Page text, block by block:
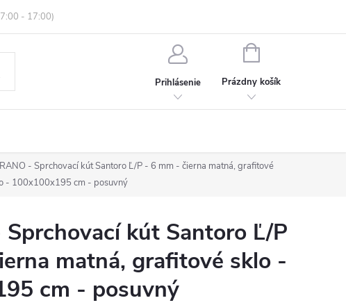
Podmienky ochrany osobných údajov
Prihlásenie
NÁKUPNÝ
Prázdny košík
- Sprchovací kút Santoro Ľ/P - 6 mm - čierna matná, grafitové
- 100x100x195 cm - posuvný
Sprchovací kút Santoro Ľ/P
matná, grafitové sklo -
cm - posuvný